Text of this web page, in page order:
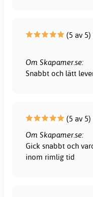
(5 av 5)
Om Skapamer.se:
Snabbt och lätt
(5 av
Om Skapamer.se:
Gick snabbt och
inom rimlig tid